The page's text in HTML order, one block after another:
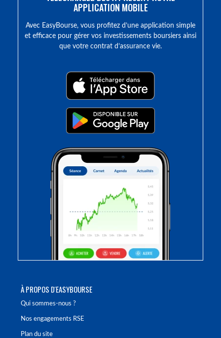
À PROPOS D'EASYBOURSE
Qui sommes-nous ?
Nos engagements RSE
Plan du site
APPLICATION MOBILE
Avec EasyBourse, vous profitez d’une application simple
et efficace pour gérer vos investissements boursiers ainsi
que votre contrat d’assurance vie.